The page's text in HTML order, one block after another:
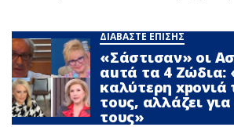
ΔΙΑΒΑΣΤΕ ΕΠΙΣΗΣ
«Σάστισαν» οι
αuτά τα 4 Zώδια:
καλύτερη xpoνιά
τους, αλλάζει
τους»